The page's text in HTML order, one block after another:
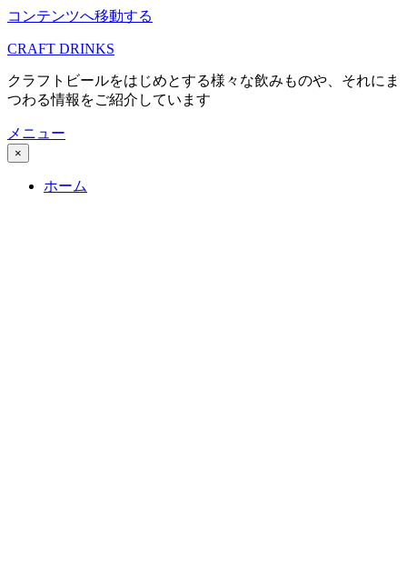
コンテンツへ移動する
CRAFT DRINKS
クラフトビールをはじめとする様々な飲みものや、それにま
つわる情報をご紹介しています
メニュー
×
ホーム